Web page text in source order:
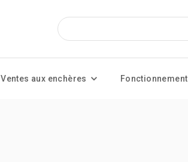
Ventes aux enchères Fonctionnement